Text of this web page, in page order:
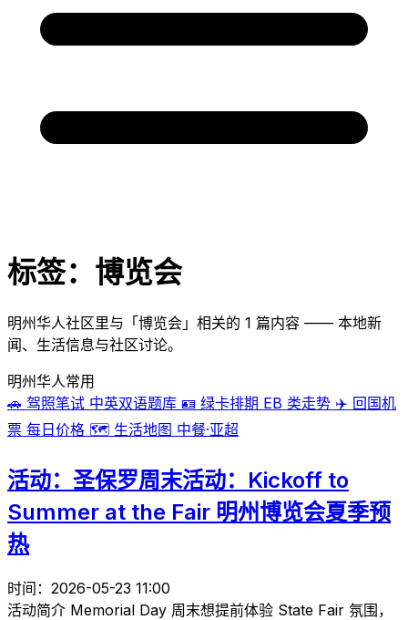
标签：博览会
明州华人社区里与「博览会」相关的 1 篇内容 —— 本地新
闻、生活信息与社区讨论。
明州华人常用
🚗 驾照笔试 中英双语题库 🪪 绿卡排期 EB 类走势 ✈️ 回国机
票 每日价格 🗺️ 生活地图 中餐·亚超
活动：圣保罗周末活动：Kickoff to
Summer at the Fair 明州博览会夏季预
热
时间：2026-05-23 11:00
活动简介 Memorial Day 周末想提前体验 State Fair 氛围，